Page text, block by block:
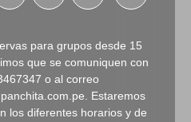
para grupos desde 15
que se comuniquen con
o al correo
Estaremos
los diferentes horarios y de